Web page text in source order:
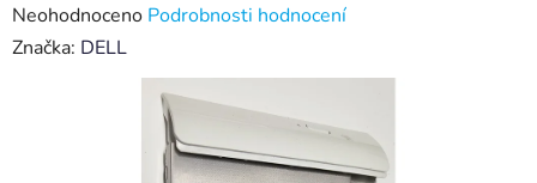
Průměrné
hodnocení
Neohodnoceno Podrobnosti hodnocení
Značka: DELL